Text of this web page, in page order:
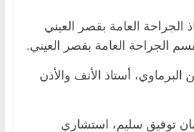
العامة بقصر العيني
الجراحة العامة بقصر العيني.
البرماوي، أستاذ الأنف والأذن
توفيق سليم، استشاري